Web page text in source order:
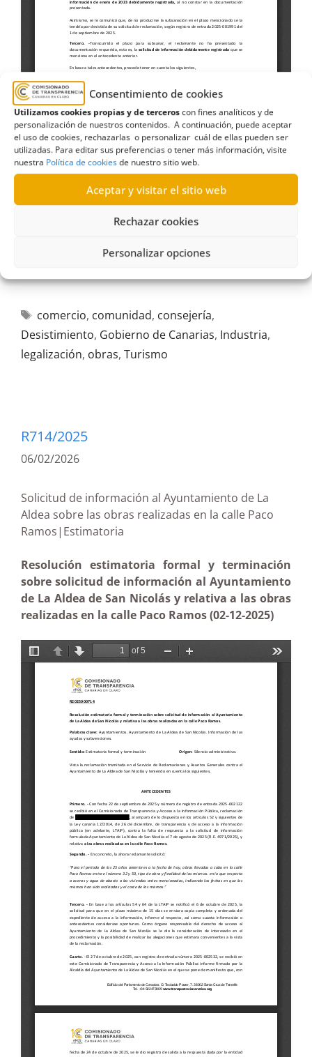
Consentimiento de cookies
Utilizamos cookies propias y de terceroscon fines analíticos y de
personalización de nuestros contenidos. A continuación, puede aceptar
el uso de cookies, rechazarlas o personalizar cuál de ellas pueden ser
utilizadas. Para editar sus preferencias o tener más información, visite
nuestra Política de cookiesde nuestro sitio web.
Aceptar y visitar el sitio web
Rechazar cookies
Personalizar opciones
comercio, comunidad, consejería,
Desistimiento, Gobierno de Canarias, Industria,
legalización, obras, Turismo
R714/2025
06/02/2026
Solicitud de información al Ayuntamiento de La
Aldea sobre las obras realizadas en la calle Paco
Ramos|Estimatoria
Resolución estimatoria formal y terminación
sobre solicitud de información al Ayuntamiento
de La Aldea de San Nicolás y relativa a las obras
realizadas en la calle Paco Ramos (02-12-2025)